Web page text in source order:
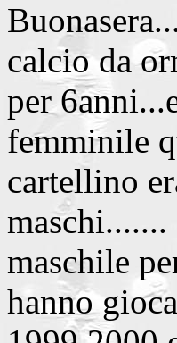
calcio da
per
femminile
cartellino
maschile
hanno